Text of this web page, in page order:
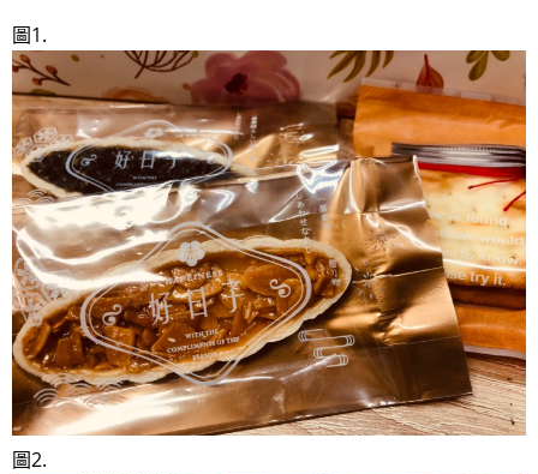
圖1.
圖2.